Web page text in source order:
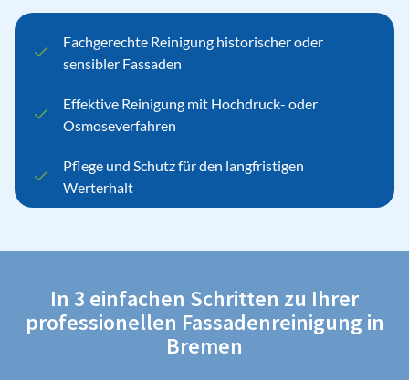
Fachgerechte Reinigung historischer oder
sensibler Fassaden
Effektive Reinigung mit Hochdruck- oder
Osmoseverfahren
Pflege und Schutz für den langfristigen
Werterhalt
In 3 einfachen Schritten zu Ihrer
professionellen Fassaden­reinigung in
Bremen